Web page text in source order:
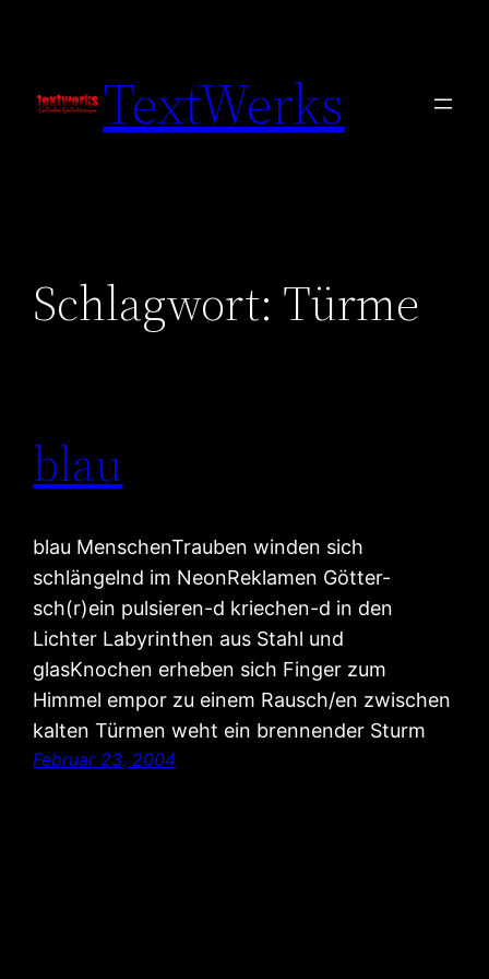
TextWerks
Schlagwort: Türme
blau
blau MenschenTrauben winden sich
schlängelnd im NeonReklamen Götter-
sch(r)ein pulsieren-d kriechen-d in den
Lichter Labyrinthen aus Stahl und
glasKnochen erheben sich Finger zum
Himmel empor zu einem Rausch/en zwischen
kalten Türmen weht ein brennender Sturm
Februar 23, 2004